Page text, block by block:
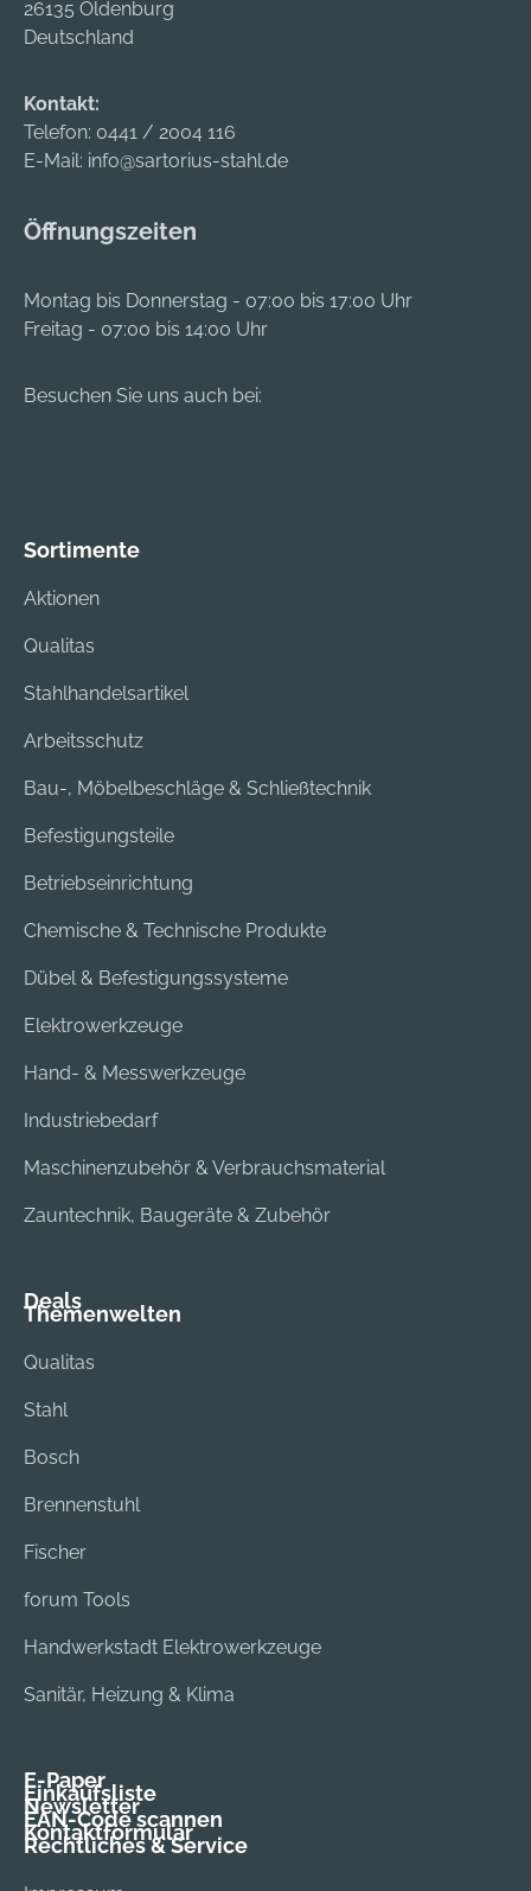
26135 Oldenburg
Deutschland
Kontakt:
Telefon: 0441 / 2004 116
E-Mail: info@sartorius-stahl.de
Öffnungszeiten
Montag bis Donnerstag - 07:00 bis 17:00 Uhr
Freitag - 07:00 bis 14:00 Uhr
Besuchen Sie uns auch bei:
Sortimente
Aktionen
Qualitas
Stahlhandelsartikel
Arbeitsschutz
Bau-, Möbelbeschläge & Schließtechnik
Befestigungsteile
Betriebseinrichtung
Chemische & Technische Produkte
Dübel & Befestigungssysteme
Elektrowerkzeuge
Hand- & Messwerkzeuge
Industriebedarf
Maschinenzubehör & Verbrauchsmaterial
Zauntechnik, Baugeräte & Zubehör
Deals
Themenwelten
Qualitas
Stahl
Bosch
Brennenstuhl
Fischer
forum Tools
Handwerkstadt Elektrowerkzeuge
Sanitär, Heizung & Klima
E-Paper
Einkaufsliste
Newsletter
EAN-Code scannen
Kontaktformular
Rechtliches & Service